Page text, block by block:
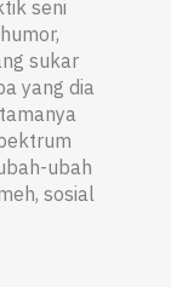
seni
sukar
yang dia
ubah
sosial